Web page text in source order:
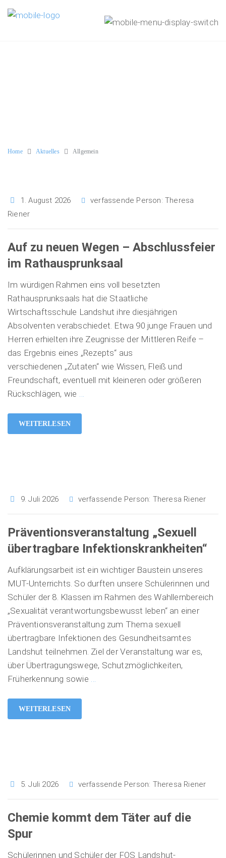
Home Aktuelles Allgemein
1. August 2026 verfassende Person:Theresa
Riener
Auf zu neuen Wegen – Abschlussfeier
im Rathausprunksaal
Im würdigen Rahmen eins voll besetzten
Rathausprunksaals hat die Staatliche
Wirtschaftsschule Landshut ihre diesjährigen
Absolventen verabschiedet. Etwa 90 junge Frauen und
Herren erhielten ihre Zeugnisse der Mittleren Reife –
das Ergebnis eines „Rezepts“ aus
verschiedenen „Zutaten“ wie Wissen, Fleiß und
Freundschaft, eventuell mit kleineren oder größeren
Rückschlägen, wie …
WEITERLESEN
9. Juli 2026 verfassende Person: Theresa Riener
Präventionsveranstaltung „Sexuell
übertragbare Infektionskrankheiten“
Aufklärungsarbeit ist ein wichtiger Baustein unseres
MUT-Unterrichts. So durften unsere Schülerinnen und
Schüler der 8. Klassen im Rahmen des Wahllernbereich
„Sexualität verantwortungsbewusst leben“ an einer
Präventionsveranstaltung zum Thema sexuell
übertragbare Infektionen des Gesundheitsamtes
Landshut teilnehmen. Ziel der Veranstaltung war es,
über Übertragungswege, Schutzmöglichkeiten,
Früherkennung sowie …
WEITERLESEN
5. Juli 2026 verfassende Person: Theresa Riener
Chemie kommt dem Täter auf die
Spur
Schülerinnen und Schüler der FOS Landshut-